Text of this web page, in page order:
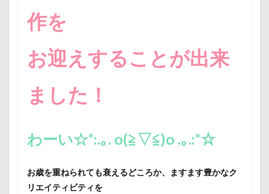
作を
お迎えすることが出来
ました！
わーい☆*:.｡. o(≧▽≦)o .｡.:*☆
お歳を重ねられても衰えるどころか、ますます豊かなク
リエイティビティを